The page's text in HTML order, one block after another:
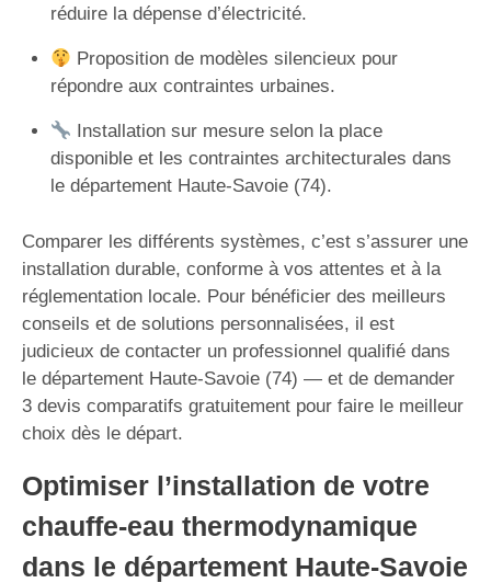
réduire la dépense d’électricité.
Proposition de modèles silencieux pour
répondre aux contraintes urbaines.
Installation sur mesure selon la place
disponible et les contraintes architecturales dans
le département Haute-Savoie (74).
Comparer les différents systèmes, c’est s’assurer une
installation durable, conforme à vos attentes et à la
réglementation locale. Pour bénéficier des meilleurs
conseils et de solutions personnalisées, il est
judicieux de contacter un professionnel qualifié dans
le département Haute-Savoie (74) — et de demander
3 devis comparatifs gratuitement pour faire le meilleur
choix dès le départ.
Optimiser l’installation de votre
chauffe-eau thermodynamique
dans le département Haute-Savoie